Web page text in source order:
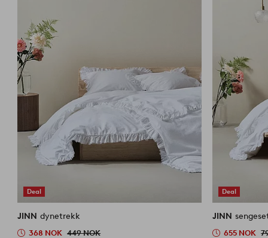
Deal
JINN dynetrekk
368 NOK 449 NOK
Deal
JINN
655 NOK